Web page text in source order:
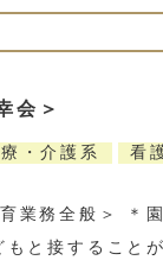
会＞
・介護系 看
業務全般＞ ＊
と接すること